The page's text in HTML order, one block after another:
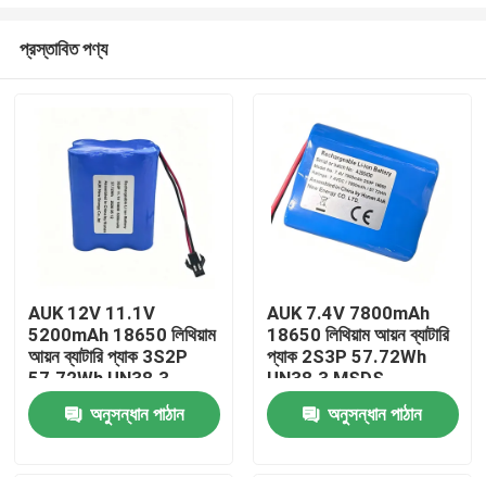
প্রস্তাবিত পণ্য
AUK 12V 11.1V
5200mAh 18650 লিথিয়াম
আয়ন ব্যাটারি প্যাক 3S2P
57.72Wh UN38.3
MSDS IEC62133 এর
সাথে পাওয়ার টুলসের জন্য
অনুসন্ধান পাঠান
AUK 7.4V 7800mAh
18650 লিথিয়াম আয়ন ব্যাটারি
প্যাক 2S3P 57.72Wh
UN38.3 MSDS
IEC62133 সহ পাওয়ার
টুলসের জন্যঅনুসন্ধান পাঠান